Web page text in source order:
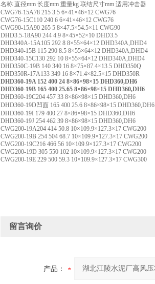
名称 直径mm 长度mm 重量kg 联结尺寸mm 适用冲击器
CWG76-15A78 215 3.5 6×41×46×12 CWG76
CWG76-15C110 240 6 6×41×46×12 CWG76
CWG90-15A90 265 5 8×47.5×54.5×11 CWG90
DHD3.5-18A90 244 4.9 8×45×52×10 DHD3.5
DHD340A-15A105 292 8 8×55×64×12 DHD340A,DHD4
DHD340-15B 115 290 8.5 8×55×64×12 DHD340A,DHD4
DHD340-15C130 292 10 8×55×64×12 DHD340A,DHD4
DHD350C-19B 140 340 16 8×75×87.4×13.5 DHD350Q
DHD350R-17A133 349 16 8×71.4×82.5×15 DHD350R
DHD360-19A152 400 24 8×86×98×15 DHD360,DH6
DHD360-19B 165 400 25.65 8×86×98×15 DHD360,DH6
DHD360-19C204 457 33 8×86×98×15 DHD360,DH6
DHD360-19D凹面 165 400 25.6 8×86×98×15 DHD360,DH6
DHD360-19I 179 400 27 8×86×98×15 DHD360,DH6
DHD360-19J 254 462 39 8×86×98×15 DHD360,DH6
CWG200-19A204 414 50.8 10×109.9×127.3×17 CWG200
CWG200-19B 254 504 68.7 10×109.9×127.3×17 CWG200
CWG200-19C216 466 56 10×109.9×127.3×17 CWG200
CWG200-19D 305 550 102 10×109.9×127.3×17 CWG200
CWG200-19E 229 500 59.3 10×109.9×127.3×17 CWG300
留言询价
产品：